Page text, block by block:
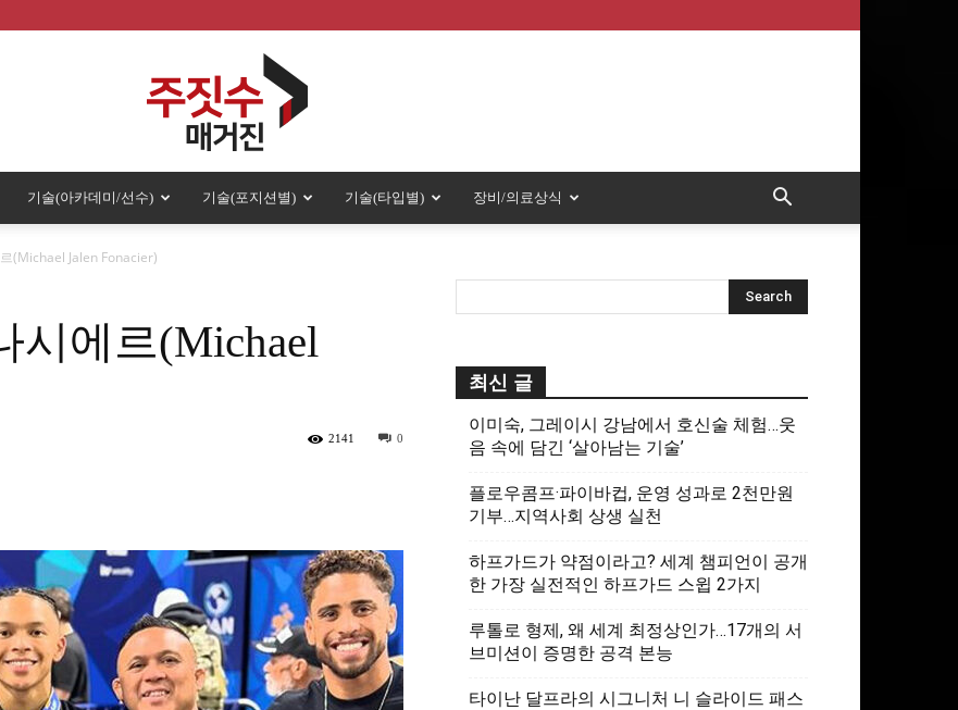
주
짓
매
기술(아카데미/선수) 기술(포지션별) 기술(타입별) 장비/의료상식
(Michael Jalen Fonacier)
시에르(Michael
0
2141
최신 글
이미숙, 그레이시 강남에서 호신술 체험…웃
음 속에 담긴 ‘살아남는 기술’
플로우콤프·파이바컵, 운영 성과로 2천만원
기부…지역사회 상생 실천
하프가드가 약점이라고? 세계 챔피언이 공개
한 가장 실전적인 하프가드 스윕 2가지
루톨로 형제, 왜 세계 최정상인가…17개의 서
브미션이 증명한 공격 본능
타이난 달프라의 시그니처 니 슬라이드 패스